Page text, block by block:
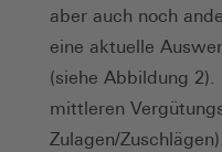
aber auch noch
eine aktuelle
(siehe Abbildung
mittleren
Zulagen/